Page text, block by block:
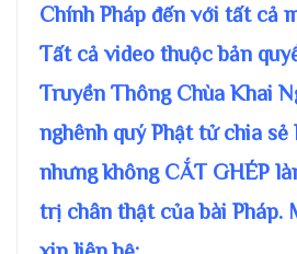
Chính Pháp đến với tất cả
Tất cả video thuộc bản
Truyền Thông Chùa Khai
nghênh quý Phật tử chia sẻ
nhưng không CẮT GHÉP
trị chân thật của bài Pháp.